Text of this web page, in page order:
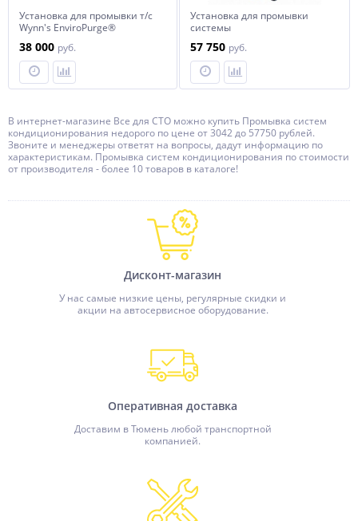
Установка для промывки т/с
Wynn's EnviroPurge®
38 000 руб.
Установка для промывки
системы
пневматическая МАСТАК
105-90001
57 750 руб.
В интернет-магазине Все для СТО можно купить Промывка систем
кондиционирования недорого по цене от 3042 до 57750 рублей.
Звоните и менеджеры ответят на вопросы, дадут информацию по
характеристикам. Промывка систем кондиционирования по стоимости
от производителя - более 10 товаров в каталоге!
Дисконт-магазин
У нас самые низкие цены, регулярные скидки и
акции на автосервисное оборудование.
Оперативная доставка
Доставим в Тюмень любой транспортной
компанией.